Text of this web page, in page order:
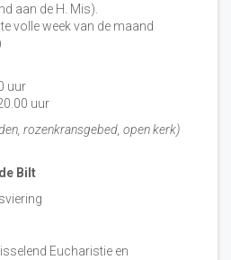
aan de H. Mis).
volle week van de maand
uur
uur
rozenkransgebed, open kerk)
Bilt
Eucharistie en